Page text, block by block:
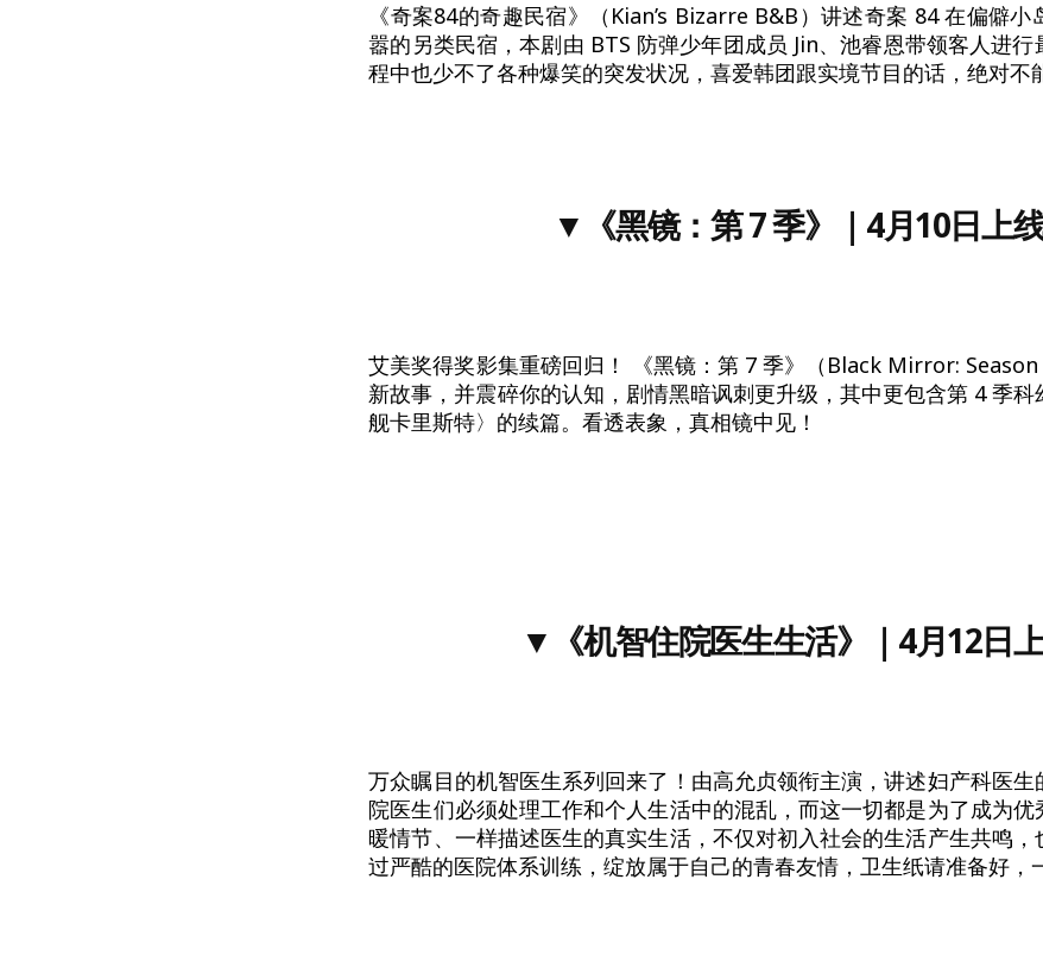
《奇案84的奇趣民宿》（Kian’s Bizarre B&B）讲述奇案 84 在偏僻
嚣的另类民宿，本剧由 BTS 防弹少年团成员 Jin、池睿恩带领客人进
程中也少不了各种爆笑的突发状况，喜爱韩团跟实境节目的话，绝对不
▼ 《黑镜：第 7 季》 ｜4月10日上
艾美奖得奖影集重磅回归！ 《黑镜：第 7 季》（Black Mirror:
新故事，并震碎你的认知，剧情黑暗讽刺更升级，其中更包含第 4 季
舰卡里斯特〉的续篇。看透表象，真相镜中见！
▼ 《机智住院医生生活》 ｜4月12日
万众瞩目的机智医生系列回来了！由高允贞领衔主演，讲述妇产科医
院医生们必须处理工作和个人生活中的混乱，而这一切都是为了成为优
暖情节、一样描述医生的真实生活，不仅对初入社会的生活产生共鸣
过严酷的医院体系训练，绽放属于自己的青春友情，卫生纸请准备好，